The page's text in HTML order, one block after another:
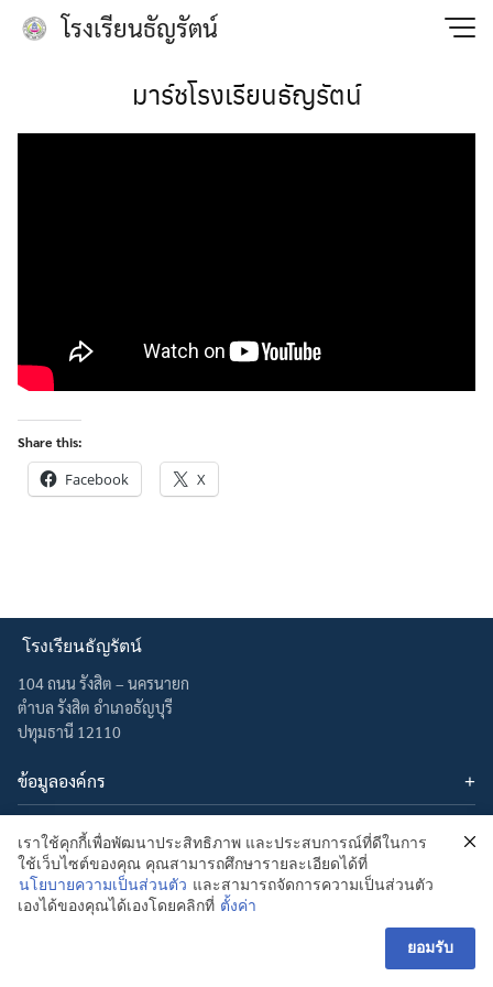
โรงเรียนธัญรัตน์
for:
มาร์ชโรงเรียนธัญรัตน์
Share this:
Facebook X
โรงเรียนธัญรัตน์
104 ถนน รังสิต – นครนายก
ตำบล รังสิต อำเภอธัญบุรี
ปทุมธานี 12110
ข้อมูลองค์กร
บทความ
เกี่ยวกับเรา
นโยบายความเป็นส่วนตัว
ติดต่อเรา
อีเมล : admin@thanyarat.ac.th
โทรศัพท์: 02-577-1577
เครือข่ายสังคมออนไลน์
เราใช้คุกกี้เพื่อพัฒนาประสิทธิภาพ และประสบการณ์ที่ดีในการ
ใช้เว็บไซต์ของคุณ คุณสามารถศึกษารายละเอียดได้ที่
นโยบายความเป็นส่วนตัว และสามารถจัดการความเป็นส่วนตัว
เองได้ของคุณได้เองโดยคลิกที่ ตั้งค่า
ยอมรับ